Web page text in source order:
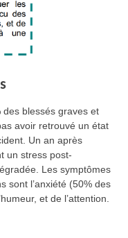
des blessés graves et
avoir retrouvé un état
Un an après
un stress post-
Les symptômes
sont l’anxiété (50% des
et de l’attention.